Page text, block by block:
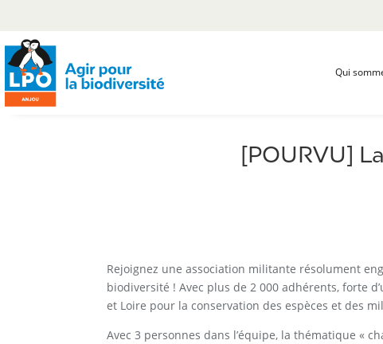
Qui
[POURVU]
Rejoignez une association militante résolument
biodiversité ! Avec plus de 2 000 adhérents, forte
et Loire pour la conservation des espèces et des
Avec 3 personnes dans l’équipe, la thématique «